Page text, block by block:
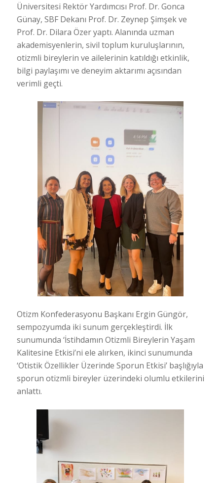
Üniversitesi Rektör Yardımcısı Prof. Dr. Gonca
Günay, SBF Dekanı Prof. Dr. Zeynep Şimşek ve
Prof. Dr. Dilara Özer yaptı. Alanında uzman
akademisyenlerin, sivil toplum kuruluşlarının,
otizmli bireylerin ve ailelerinin katıldığı etkinlik,
bilgi paylaşımı ve deneyim aktarımı açısından
verimli geçti.
Otizm Konfederasyonu Başkanı Ergin Güngör,
sempozyumda iki sunum gerçekleştirdi. İlk
sunumunda ‘İstihdamın Otizmli Bireylerin Yaşam
Kalitesine Etkisi’ni ele alırken, ikinci sunumunda
‘Otistik Özellikler Üzerinde Sporun Etkisi’ başlığıyla
sporun otizmli bireyler üzerindeki olumlu etkilerini
anlattı.